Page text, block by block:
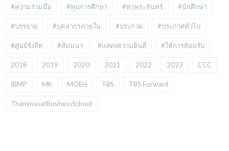
#ความร่วมมือ #ทุนการศึกษา #ท่าพระจันทร์ #นักศึกษา
#บรรยาย #บุคลากรภายใน #ประกวด #ประกาศทั่วไป
#ศูนย์รังสิต #สัมมนา #แสดงความยินดี #ให้การต้อนรับ
2018 2019 2020 2021 2022 2023 CCC
IBMP MK MOEH TBS TBS Forward
ThammasatBusinessSchool